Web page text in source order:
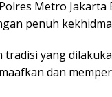
Metro Jakarta
penuh
yang
dan